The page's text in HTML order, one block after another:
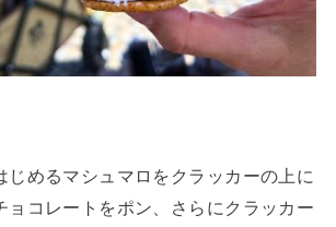
じめるマシュマロをクラッカーの上に
ョコレートをポン、さらにクラッカー